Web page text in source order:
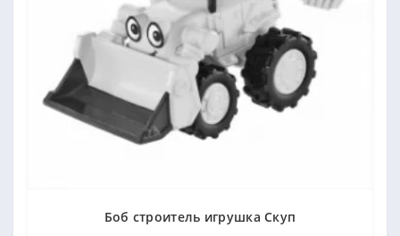
Боб строитель игрушка Скуп